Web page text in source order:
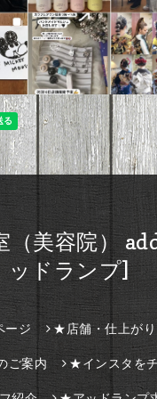
（美容院）
ッドランプ]
ージ ★店舗・仕上がり
ご案内 ★インスタを